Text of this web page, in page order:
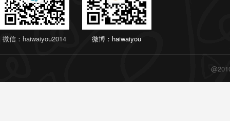
微信：haiwaiyou2014 微博：haiwaiyou